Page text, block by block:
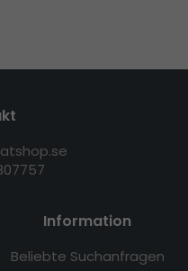
Information
Beliebte Suchanfragen